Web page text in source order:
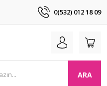
0(532) 012 18 09
ARA